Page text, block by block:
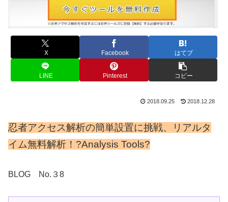
X Facebook はてブ
LINE Pinterest コピー
2018.09.25 2018.12.28
忍者アクセス解析の簡単設置に挑戦、リアルタ
イム無料解析！?Analysis Tools?
BLOG No.３8